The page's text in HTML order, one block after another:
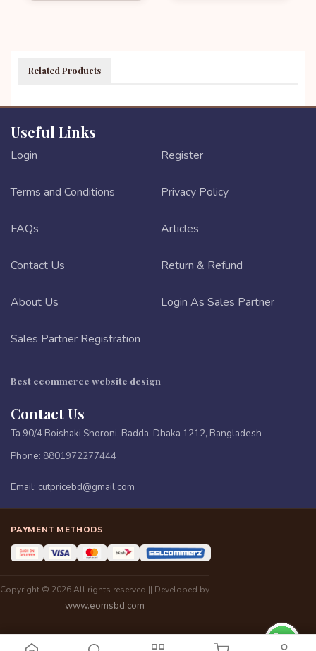
Related Products
Useful Links
Login Register
Terms and Conditions Privacy Policy
FAQs Articles
Contact Us Return & Refund
About Us Login As Sales Partner
Sales Partner Registration
Best ecommerce website design
Contact Us
Ta 90/4 Boishaki Shoroni, Badda, Dhaka 1212, Bangladesh
Phone: 8801972277444
Email: cutpricebd@gmail.com
PAYMENT METHODS
Copyright © 2026 All rights reserved || Developed by
www.eomsbd.com